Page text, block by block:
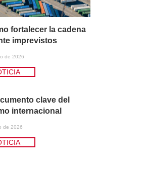
fortalecer la cadena
imprevistos
de 2026
clave del
internacional
de 2026